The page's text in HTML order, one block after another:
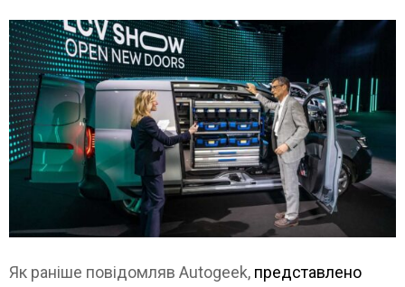
Як раніше повідомляв Autogeek, представлено